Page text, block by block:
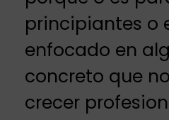
principiantes o
enfocado en
concreto que
crecer